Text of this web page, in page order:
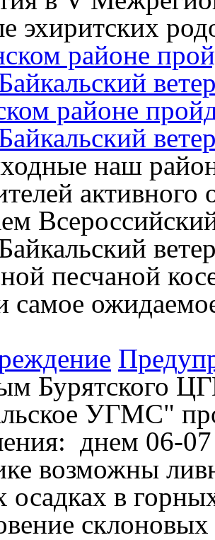
эхиритских
районе
наш
песчаной
самое
Бурятского
УГМС"
днем 06-07
возможны
осадках в
склоновых